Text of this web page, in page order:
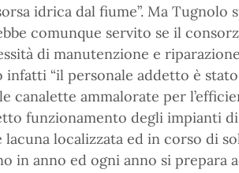
idrica dal fiume”. Ma Tugnolo
comunque servito se il
di manutenzione e
infatti “il personale addetto è
canalette ammalorate per
funzionamento degli impianti di
lacuna localizzata ed in corso di
in anno ed ogni anno si prepara